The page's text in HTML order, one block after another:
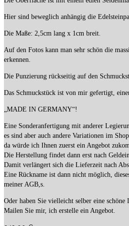
Hier sind beweglich anhängig die
Die Maße: 2,5cm lang x 1cm breit.
Auf den Fotos kann man sehr schön die
erkennen.
Die Punzierung rückseitig auf den
Das Schmuckstück ist von mir gefertigt,
„MADE IN GERMANY“!
Eine Sonderanfertigung mit anderer
es sind aber auch andere Variationen im
da würde ich Ihnen zuerst ein Angebot
Die Herstellung findet dann erst nach
Damit verlängert sich die Lieferzeit nach
Eine Rückname ist dann nicht möglich,
meiner AGB,s.
Oder haben Sie vielleicht selber eine schöne
Mailen Sie mir, ich erstelle ein Angebot.